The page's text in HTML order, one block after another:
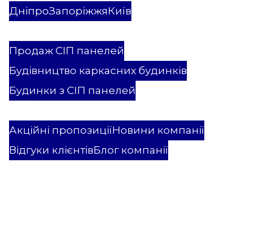
ДніпроЗапоріжжяКиїв
Продаж СІП панелей
Будівництво каркасних будинків
Будинки з СІП панелей
Акційні пропозиціїНовини компанії
Відгуки клієнтівБлог компанії